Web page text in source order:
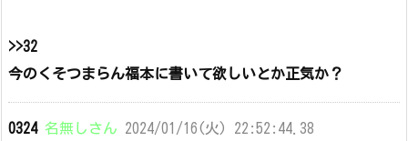
>>32
今のくそつまらん福本に書いて欲しいとか正気か？
0324 名無しさん 2024/01/16(火) 22:52:44.38